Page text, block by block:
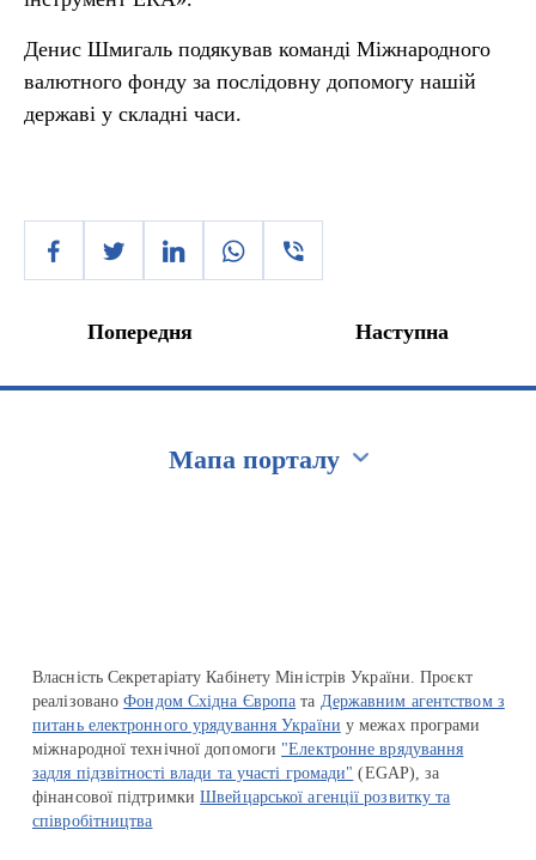
Денис Шмигаль подякував команді Міжнародного
валютного фонду за послідовну допомогу нашій
державі у складні часи.
Попередня Наступна
Мапа порталу
Власність Секретаріату Кабінету Міністрів України. Проєкт
реалізованоФондом Східна Європа та Державним агентством з
питань електронного урядування України у межах програми
міжнародної технічної допомоги "Електронне врядування
задля підзвітності влади та участі громади" (EGAP), за
фінансової підтримкиШвейцарської агенції розвитку та
співробітництва